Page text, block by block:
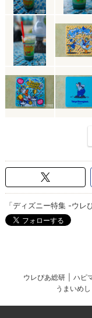
「ディズニー特集 -ウレ
ウレぴあ総研 ハピ
うまいめし